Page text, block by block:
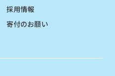
採用情報
寄付のお願い